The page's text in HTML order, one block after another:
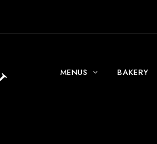
MENUS BAKERY